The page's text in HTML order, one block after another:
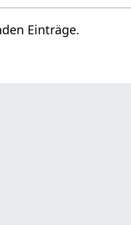
Einträge.